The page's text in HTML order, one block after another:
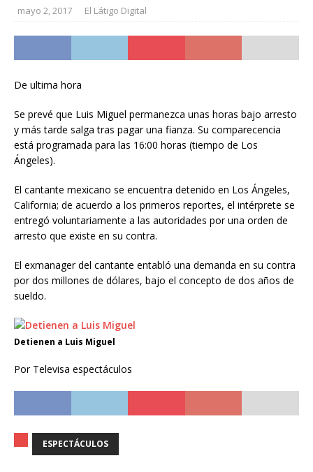
mayo 2, 2017 El Látigo Digital
De ultima hora
Se prevé que Luis Miguel permanezca unas horas bajo arresto
y más tarde salga tras pagar una fianza. Su comparecencia
está programada para las 16:00 horas (tiempo de Los
Ángeles).
El cantante mexicano se encuentra detenido en Los Ángeles,
California; de acuerdo a los primeros reportes, el intérprete se
entregó voluntariamente a las autoridades por una orden de
arresto que existe en su contra.
El exmanager del cantante entabló una demanda en su contra
por dos millones de dólares, bajo el concepto de dos años de
sueldo.
Detienen a Luis Miguel
Por Televisa espectáculos
ESPECTÁCULOS